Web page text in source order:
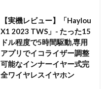
【実機レビュー】「Haylou
X1 2023 TWS」- たった15
ドル程度で5時間駆動,専用
アプリでイコライザー調整
可能なインナーイヤー式完
全ワイヤレスイヤホン